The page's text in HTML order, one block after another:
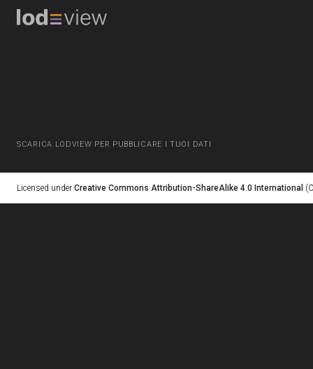
SCARICA LODVIEW PER PUBBLICARE I TUOI DATI
Licensed under Creative Commons Attribution-ShareAlike 4.0 International